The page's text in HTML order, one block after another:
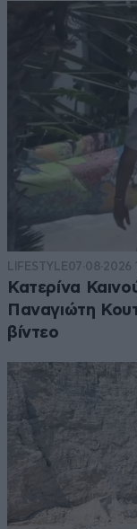
LIFESTYLE07·08·2026
Κατερίνα
Παναγιώτη
βίντεο